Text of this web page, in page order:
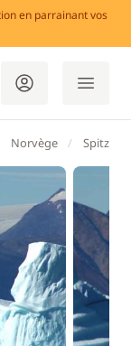
en parrainant vos
Norvège